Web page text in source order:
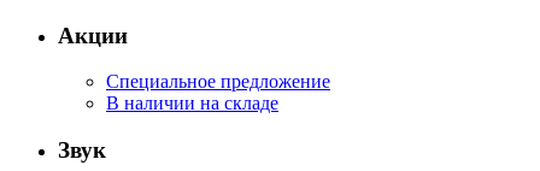
Акции
Специальное предложение
В наличии на складе
Звук